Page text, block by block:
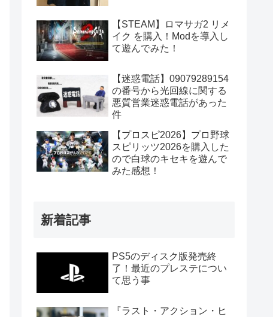
【STEAM】ロマサガ2 リメ
イク を購入！Modを導入し
て遊んでみた！
【迷惑電話】09079289154
の番号から光回線に関する
悪質営業迷惑電話があった
件
【プロスピ2026】プロ野球
スピリッツ2026を購入した
ので白球のキセキを遊んで
みた感想！
新着記事
PS5のディスク版発売終
了！最近のプレステについ
て思う事
『ラスト・アクション・ヒ